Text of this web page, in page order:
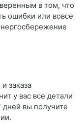
в том, что
ошибки или вовсе
заказа
у вас все детали
вы получите